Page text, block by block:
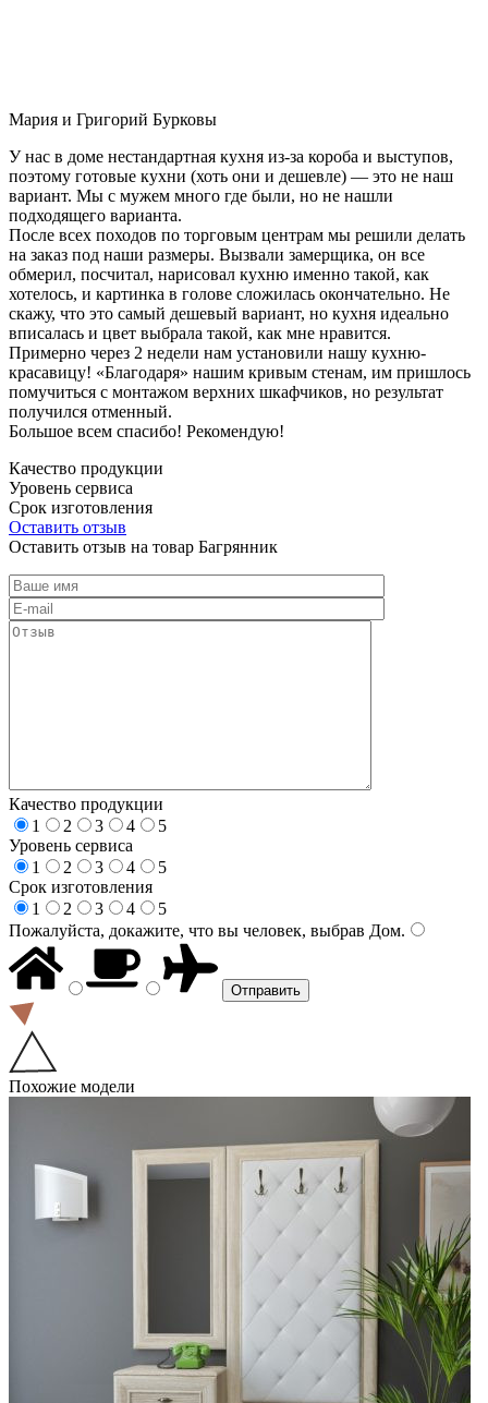
Мария и Григорий Бурковы
У нас в доме нестандартная кухня из-за короба и выступов,
поэтому готовые кухни (хоть они и дешевле) — это не наш
вариант. Мы с мужем много где были, но не нашли
подходящего варианта.
После всех походов по торговым центрам мы решили делать
на заказ под наши размеры. Вызвали замерщика, он все
обмерил, посчитал, нарисовал кухню именно такой, как
хотелось, и картинка в голове сложилась окончательно. Не
скажу, что это самый дешевый вариант, но кухня идеально
вписалась и цвет выбрала такой, как мне нравится.
Примерно через 2 недели нам установили нашу кухню-
красавицу! «Благодаря» нашим кривым стенам, им пришлось
помучиться с монтажом верхних шкафчиков, но результат
получился отменный.
Большое всем спасибо! Рекомендую!
Качество продукции
Уровень сервиса
Срок изготовления
Оставить отзыв
Оставить отзыв на товар Багрянник
Качество продукции
1
2 3 4
5
Уровень сервиса
1
2 3 4
5
Срок изготовления
1
2 3 4
5
Пожалуйста, докажите, что вы человек, выбрав Дом.
Похожие модели